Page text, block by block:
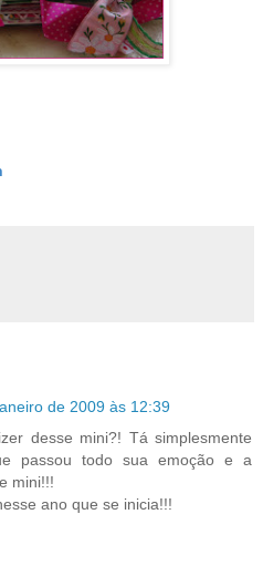
de 2009 às 12:39
desse mini?! Tá simplesmente
passou todo sua emoção e a
mini!!!
ano que se inicia!!!